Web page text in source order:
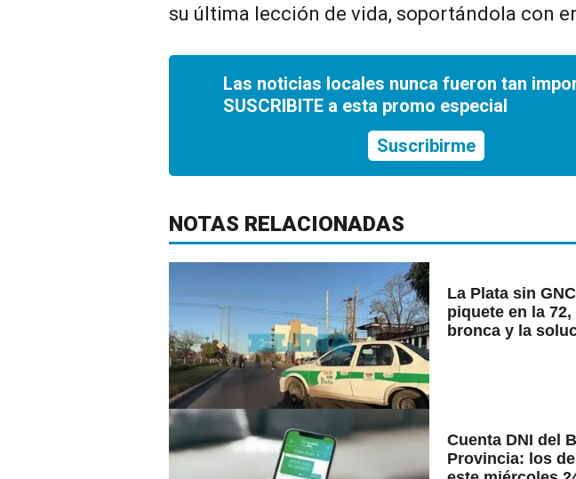
su última lección de vida, soportándola con
Las noticias locales nunca fueron tan
SUSCRIBITE a esta promo especial
Suscribirme
NOTAS RELACIONADAS
La Plata sin
piquete en la
bronca y la
Cuenta DNI del
Provincia: los